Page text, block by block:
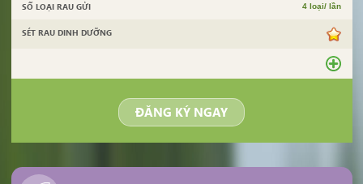
SỐ LOẠI RAU GỬI 4 loại/ lần
SÉT RAU DINH DƯỠNG
ĐĂNG KÝ NGAY